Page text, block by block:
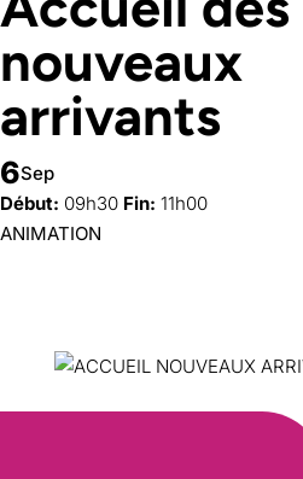
nouveaux
arrivants
6Sep
Début: 09h30 Fin: 11h00
ANIMATION